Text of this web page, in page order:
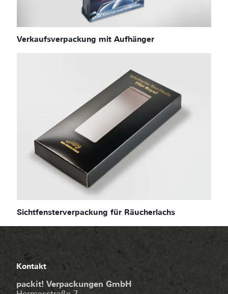
Verkaufsverpackung mit Aufhänger
Sichtfensterverpackung für Räucherlachs
Kontakt
packit! Verpackungen GmbH